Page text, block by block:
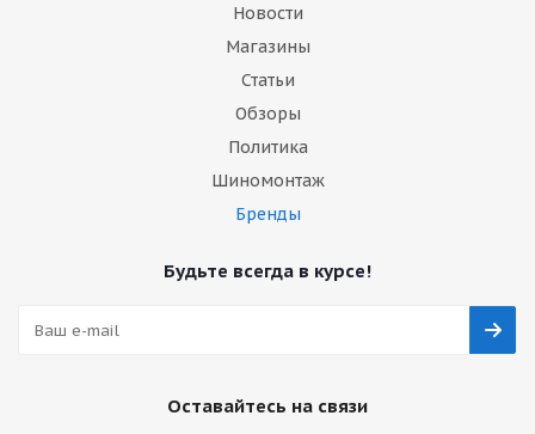
Новости
Магазины
Статьи
Обзоры
Политика
Шиномонтаж
Бренды
Будьте всегда в курсе!
Оставайтесь на связи